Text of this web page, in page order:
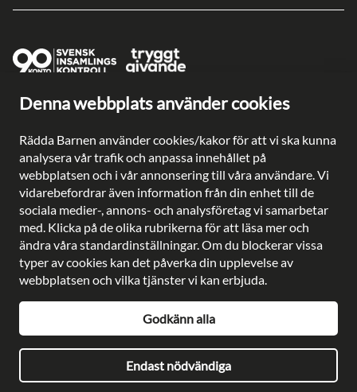
Denna webbplats använder cookies
Rädda Barnen använder cookies/kakor för att vi ska kunna
analysera vår trafik och anpassa innehållet på
webbplatsen och i vår annonsering till våra användare. Vi
vidarebefordrar även information från din enhet till de
sociala medier-, annons- och analysföretag vi samarbetar
med. Klicka på de olika rubrikerna för att läsa mer och
ändra våra standardinställningar. Om du blockerar vissa
typer av cookies kan det påverka din upplevelse av
webbplatsen och vilka tjänster vi kan erbjuda.
Endast nödvändiga
Godkänn alla
Ge en gåva direkt
Plusgiro: 90 2003-3
Bankgiro: 902-0033
Säkra betalningar med
Besöksadress: Gustavslundsvägen 141, Bromma
Postadress: Rädda Barnen, 107 88 Stockholm
Telefon:08-698 90 00
kundservice@rb.se
Org. nr: 802002-8638